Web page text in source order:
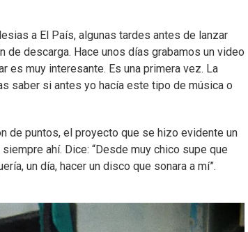
a El País, algunas tardes antes de lanzar
de descarga. Hace unos días grabamos un video
es muy interesante. Es una primera vez. La
saber si antes yo hacía este tipo de música o
de puntos, el proyecto que se hizo evidente un
ahí. Dice: “Desde muy chico supe que
un día, hacer un disco que sonara a mí”.